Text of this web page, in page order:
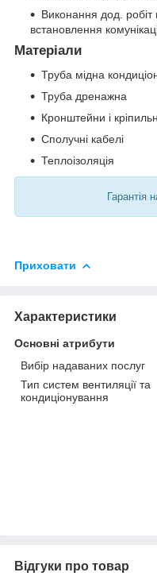
Виконання дод.
встановлення
Матеріали
Труба мідна
Труба дренажна
Кронштейни і
Сполучні кабелі
Теплоізоляція
Гарантія
Приховати
Характеристики
Основні атрибути
Вибір надаваних послуг
Тип систем вентиляції та
кондиціонування
Відгуки про товар